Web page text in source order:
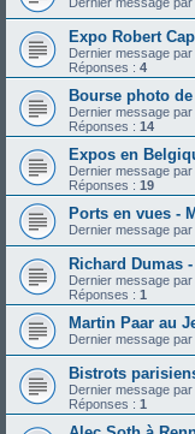
Expo Robert
Dernier message par
Réponses : 4
Bourse photo
Dernier message par
Réponses : 14
Expos en
Dernier message par
Réponses : 19
Ports en vues -
Dernier message par
Richard Dumas
Dernier message par
Réponses : 1
Martin Paar au
Dernier message par
Bistrots
Dernier message par
Réponses : 1